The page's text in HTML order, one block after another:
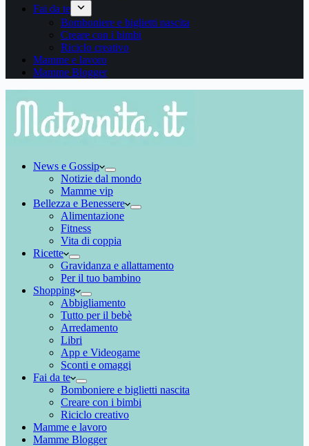
Fai da te
Bomboniere e biglietti nascita
Creare con i bimbi
Riciclo creativo
Mamme e lavoro
Mamme Blogger
News e Gossip
Notizie dal mondo
Mamme vip
Bellezza e Benessere
Alimentazione
Fitness
Vita di coppia
Ricette
Gravidanza e allattamento
Per il tuo bambino
Shopping
Abbigliamento
Tutto per il bebè
Arredamento
Libri
App e Videogame
Sconti e omaggi
Fai da te
Bomboniere e biglietti nascita
Creare con i bimbi
Riciclo creativo
Mamme e lavoro
Mamme Blogger